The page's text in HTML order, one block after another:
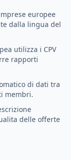
europee
dalla lingua del
utilizza i CPV
rapporti
di dati tra
membri.
delle offerte